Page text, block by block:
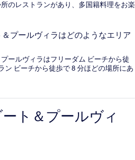
のレストランがあり、多国籍料理をお楽
プールヴィラはどのようなエリア
ールヴィラはフリーダム ビーチから徒
ン ビーチから徒歩で 8 分ほどの場所にあ
ト＆プールヴィ